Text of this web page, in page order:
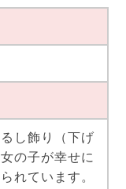
し飾り（下げ
の子が幸せに
れています。